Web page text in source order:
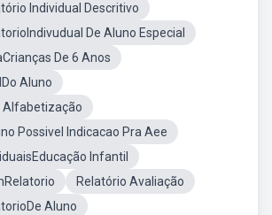
Individual Descritivo
De Aluno Especial
De 6 Anos
Aluno
Alfabetização
Possivel Indicacao Pra Aee
Infantil
Relatório Avaliação
Aluno